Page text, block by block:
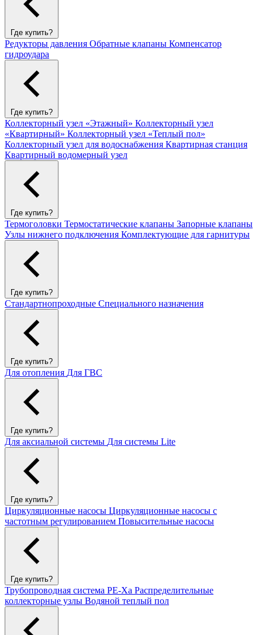
Где купить?
Редукторы давления Обратные клапаны Компенсатор
гидроудара
Где купить?
Коллекторный узел «Этажный» Коллекторный узел
«Квартирный» Коллекторный узел «Теплый пол»
Коллекторный узел для водоснабжения Квартирная станция
Квартирный водомерный узел
Где купить?
Термоголовки Термостатические клапаны Запорные клапаны
Узлы нижнего подключения Комплектующие для гарнитуры
Где купить?
Стандартнопроходные Специального назначения
Где купить?
Для отопления Для ГВС
Где купить?
Для аксиальной системы Для системы Lite
Где купить?
Циркуляционные насосы Циркуляционные насосы с
частотным регулированием Повысительные насосы
Где купить?
Трубопроводная система PE-Xa Распределительные
коллекторные узлы Водяной теплый пол